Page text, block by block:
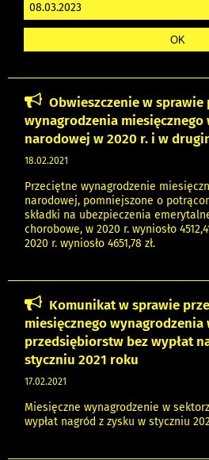
Obwieszczenie w sprawie
wynagrodzenia miesięcznego
narodowej w 2020 r. i w
18.02.2021
Przeciętne wynagrodzenie
narodowej, pomniejszone o
składki na ubezpieczenia
chorobowe, w 2020 r. wyniosło
2020 r. wyniosło 4651,78 zł.
Komunikat w sprawie
miesięcznego wynagrodzenia
przedsiębiorstw bez wypłat
styczniu 2021 roku
17.02.2021
Miesięczne wynagrodzenie w
wypłat nagród z zysku w styczniu